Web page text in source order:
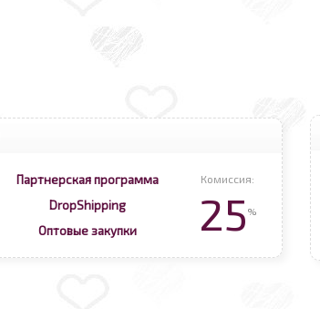
Партнерская программа Комиссия:
25 %
DropShipping
Оптовые закупки